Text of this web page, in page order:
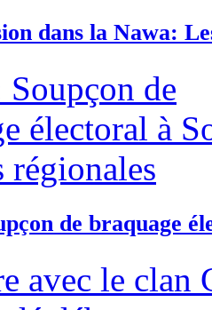
dans la Nawa:
de braquage